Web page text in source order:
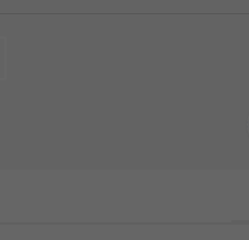
Ultraschall. Dadurch
Modell für Ihre